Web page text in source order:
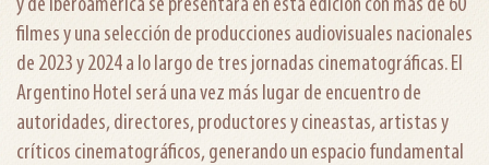
y de Iberoamérica se presentará en esta edición con más de 60
filmes y una selección de producciones audiovisuales nacionales
de 2023 y 2024 a lo largo de tres jornadas cinematográficas. El
Argentino Hotel será una vez más lugar de encuentro de
autoridades, directores, productores y cineastas, artistas y
críticos cinematográficos, generando un espacio fundamental